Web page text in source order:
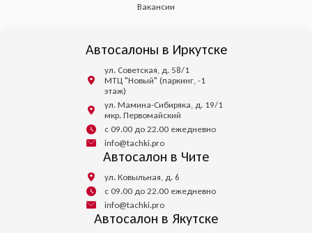
Вакансии
Автосалоны в Иркутске
ул. Советская, д. 58/1
МТЦ "Новый" (паркинг, -1
этаж)
ул. Мамина-Сибиряка, д. 19/1
мкр. Первомайский
с 09.00 до 22.00 ежедневно
info@tachki.pro
Автосалон в Чите
ул. Ковыльная, д. 6
с 09.00 до 22.00 ежедневно
info@tachki.pro
Автосалон в Якутске